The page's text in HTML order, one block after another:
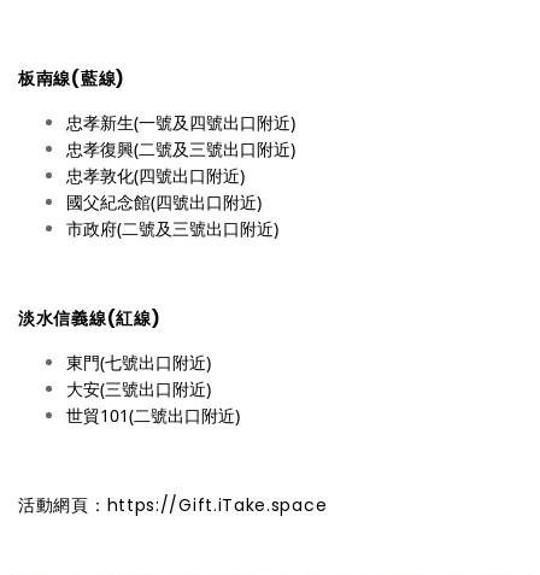
板南線(藍線)
忠孝新生(一號及四號出口附近)
忠孝復興(二號及三號出口附近)
忠孝敦化(四號出口附近)
國父紀念館(四號出口附近)
市政府(二號及三號出口附近)
淡水信義線(紅線)
東門(七號出口附近)
大安(三號出口附近)
世貿101(二號出口附近)
活動網頁： https://Gift.iTake.space